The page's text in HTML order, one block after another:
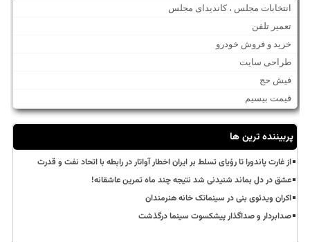
انتخابات مجلس ، کاندیدای مجلس
تعمیر تلفن
خرید و فروش خودرو
طراحی سایت
فیش حج
قیمت بیسیم
پربیننده ترین ها
از غارت پاندورا تا رؤیای تسلط بر ایران اخطار آواتار در رابطه با اتحاد نفت و قدرت
عشق در دل بماند شنیدنی شد نتیجه چند ماه تمرین عاشقانه!
اکران ویدئوی بنی در سینماتک خانه هنرمندان
صدابردار و صداگذار پیشکسوت سینما درگذشت